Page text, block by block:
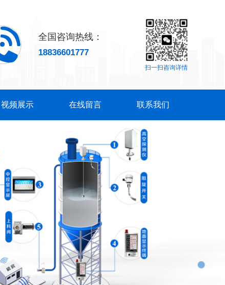
扫一扫咨询详情
全国咨询热线：
18836601777
视频展示 在线留言 联系我们